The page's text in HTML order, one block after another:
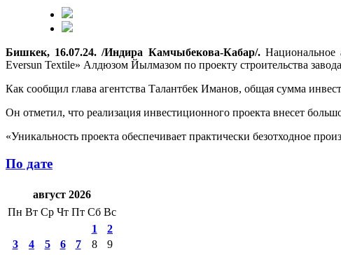
Бишкек, 16.07.24. /Индира Камчыбекова-Кабар/.Национальное
Eversun Textile» Алдюзом Йылмазом по проекту строительства
Как сообщил глава агентства Талантбек Иманов, общая сумма
Он отметил, что реализация инвестиционного проекта внесет
«Уникальность проекта обеспечивает практически безотходное
По дате
август 2026
Пн Вт Ср Чт Пт Сб Вс
1
2
3
4 5 6 7 8
9